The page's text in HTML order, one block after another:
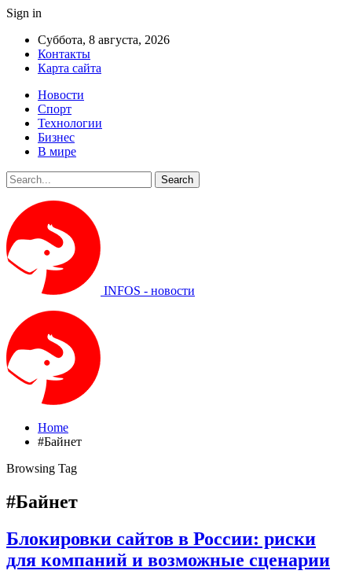
Sign in
Суббота, 8 августа, 2026
Контакты
Карта сайта
Новости
Спорт
Технологии
Бизнес
В мире
INFOS - новости
Home
#Байнет
Browsing Tag
#Байнет
Блокировки сайтов в России: риски
для компаний и возможные сценарии